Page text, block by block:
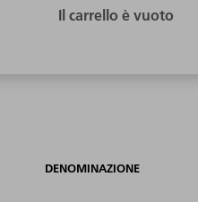
DENOMINAZIONE